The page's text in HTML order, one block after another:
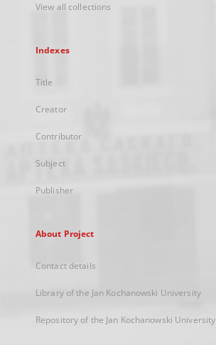
View all collections
Indexes
Title
Creator
Contributor
Subject
Publisher
About Project
Contact details
Library of the Jan Kochanowski University
Repository of the Jan Kochanowski University